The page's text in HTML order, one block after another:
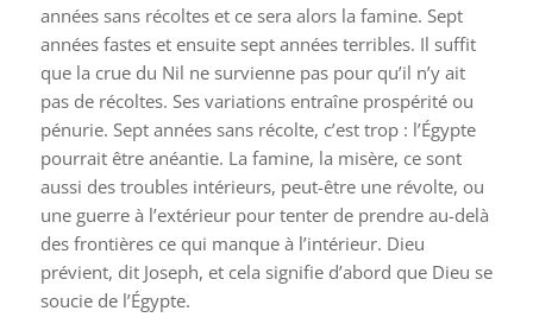
années sans récoltes et ce sera alors la famine. Sept
années fastes et ensuite sept années terribles. Il suffit
que la crue du Nil ne survienne pas pour qu’il n’y ait
pas de récoltes. Ses variations entraîne prospérité ou
pénurie. Sept années sans récolte, c’est trop : l’Égypte
pourrait être anéantie. La famine, la misère, ce sont
aussi des troubles intérieurs, peut-être une révolte, ou
une guerre à l’extérieur pour tenter de prendre au-delà
des frontières ce qui manque à l’intérieur. Dieu
prévient, dit Joseph, et cela signifie d’abord que Dieu se
soucie de l’Égypte.